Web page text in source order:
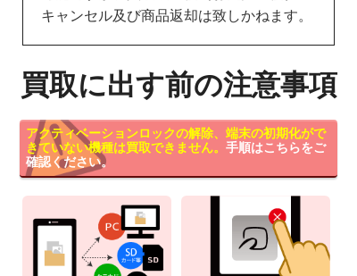
キャンセル及び商品返却は致しかねます。
買取に出す前の注意事項
アクティベーションロックの解除、端末の初期化がで
きていない機種は買取できません。 手順はこちらをご
確認ください。